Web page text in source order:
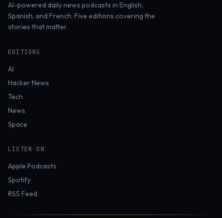
AI-powered daily news podcasts in English,
Spanish, and French. Five editions covering the
stories that matter.
EDITIONS
AI
Hacker News
Tech
News
Space
LISTEN ON
Apple Podcasts
Spotify
RSS Feed